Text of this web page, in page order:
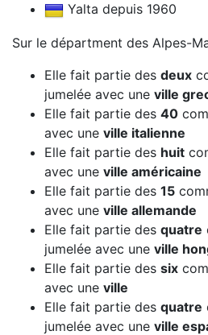
Yalta depuis 1960
Sur le départment des Alpes-
Elle fait partie des deux
jumelée avec une ville
Elle fait partie des 40
avec une ville italienne
Elle fait partie des huit
avec une ville américaine
Elle fait partie des 15
avec une ville allemande
Elle fait partie des quatre
jumelée avec une ville
Elle fait partie des six
avec une ville
Elle fait partie des quatre
jumelée avec une ville